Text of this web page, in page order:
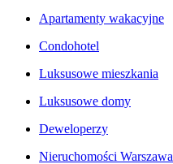
Apartamenty wakacyjne
Condohotel
Luksusowe mieszkania
Luksusowe domy
Deweloperzy
Nieruchomości Warszawa